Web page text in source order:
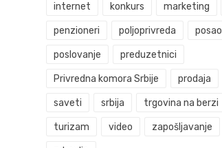
internet konkurs marketing
penzioneri poljoprivreda posao
poslovanje preduzetnici
Privredna komora Srbije prodaja
saveti srbija trgovina na berzi
turizam video zapošljavanje